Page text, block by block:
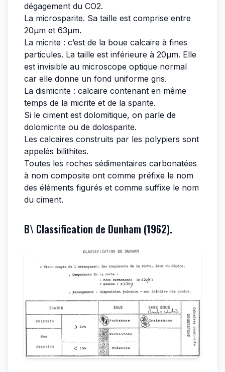
dégagement du CO2.
La microsparite. Sa taille est comprise entre
20µm et 63µm.
La micrite : c’est de la boue calcaire à fines
particules. La taille est inférieure à 20µm. Elle
est invisible au microscope optique normal
car elle donne un fond uniforme gris.
La dismicrite : calcaire contenant en même
temps de la micrite et de la sparite.
Si le ciment est dolomitique, on parle de
dolomicrite ou de dolosparite.
Les calcaires construits par les polypiers sont
appelés bilithites.
Toutes les roches sédimentaires carbonatées
à nom composite ont comme préfixe le nom
des éléments figurés et comme suffixe le nom
du ciment.
B\ Classification de Dunham (1962).